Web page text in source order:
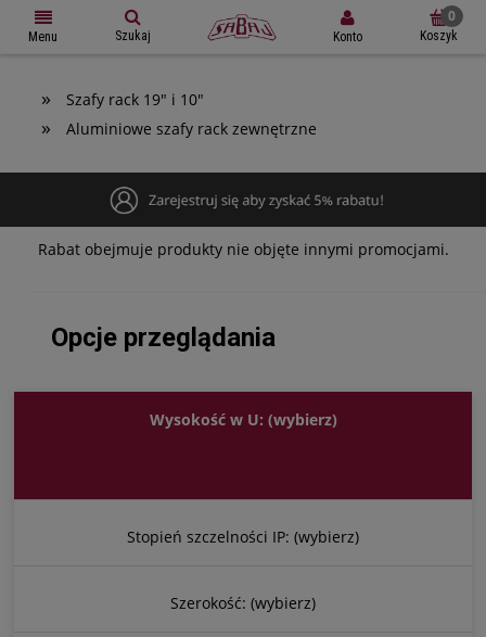
Menu Szukaj Konto Koszyk
» Szafy rack 19" i 10"
» Aluminiowe szafy rack zewnętrzne
Rabat obejmuje produkty nie objęte innymi promocjami.
Opcje przeglądania
Wysokość w U: (wybierz)
Stopień szczelności IP: (wybierz)
Szerokość: (wybierz)